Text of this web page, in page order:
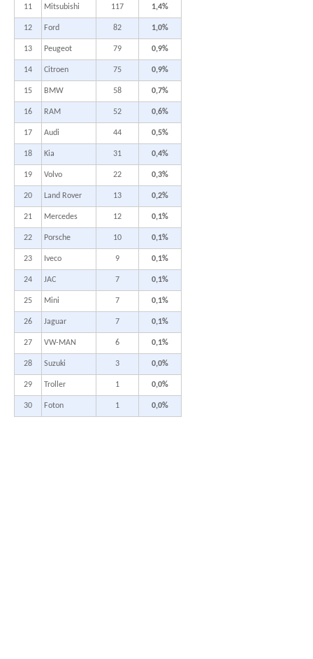
11 Mitsubishi 117 1,4%
12 Ford 82 1,0%
13 Peugeot 79 0,9%
14 Citroen 75 0,9%
15 BMW 58 0,7%
16 RAM 52 0,6%
17 Audi 44 0,5%
18 Kia 31 0,4%
19 Volvo 22 0,3%
20 Land Rover 13 0,2%
21 Mercedes 12 0,1%
22 Porsche 10 0,1%
23 Iveco 9 0,1%
24 JAC 7 0,1%
25 Mini 7 0,1%
26 Jaguar 7 0,1%
27 VW-MAN 6 0,1%
28 Suzuki 3 0,0%
29 Troller 1 0,0%
30 Foton 1 0,0%